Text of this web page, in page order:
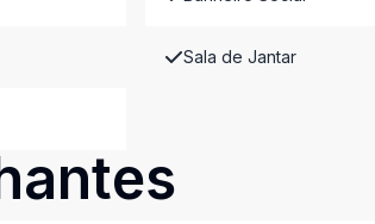
Sala de Jantar